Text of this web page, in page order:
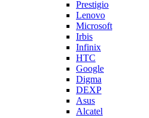
Prestigio
Lenovo
Microsoft
Irbis
Infinix
HTC
Google
Digma
DEXP
Asus
Alcatel